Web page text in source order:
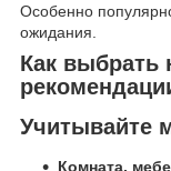
Особенно
ожидания.
Как выбрать
Учитывайте
Комната,